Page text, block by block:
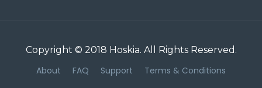
Copyright © 2018 Hoskia. All Rights Reserved.
About FAQ Support Terms & Conditions